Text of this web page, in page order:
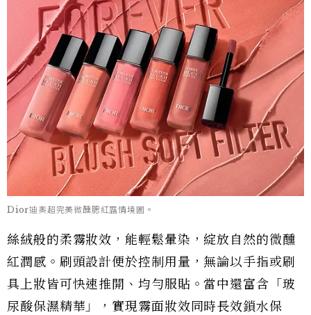
Dior迪奧超完美微醺腮紅露情境圖。
絲絨般的柔霧妝效，能輕鬆暈染，綻放自然的微醺
紅潤感。刷頭設計便於控制用量，無論以手指或刷
具上妝皆可快速推開、均勻服貼。當中還富含「玻
尿酸保濕精華」，實現霧面妝效同時長效鎖水保